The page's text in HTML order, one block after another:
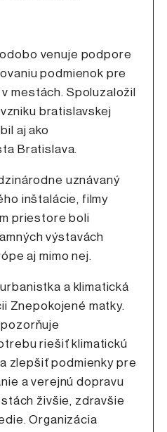
venuje podpore
podmienok pre
mestách. Spoluzaložil
bratislavskej
aj ako
Bratislava.
uznávaný
inštalácie, filmy
priestore boli
výstavách
aj mimo nej.
a klimatická
Znepokojené matky.
riešiť klimatickú
zlepšiť podmienky pre
a verejnú dopravu
živšie, zdravšie
Organizácia